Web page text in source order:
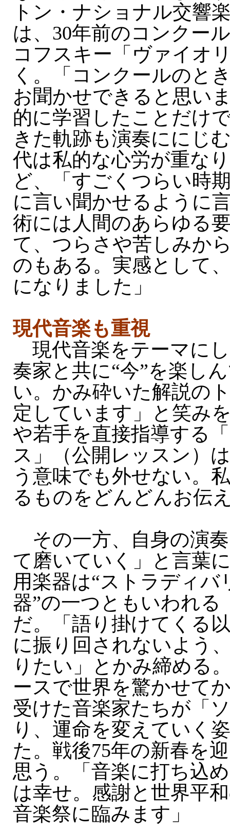
トン・ナショナル交響
は、30年前のコンクー
コフスキー「ヴァイオ
く。「コンクールのと
お聞かせできると思い
的に学習したことだけ
きた軌跡も演奏ににじ
代は私的な心労が重な
ど、「すごくつらい時
に言い聞かせるように
術には人間のあらゆる
て、つらさや苦しみか
のもある。実感として
になりました」
現代音楽も重視
現代音楽をテーマに
奏家と共に“今”を楽し
い。かみ砕いた解説の
定しています」と笑み
や若手を直接指導する
ス」（公開レッスン）
う意味でも外せない。
るものをどんどんお伝
その一方、自身の演
て磨いていく」と言葉
用楽器は“ストラディバ
器”の一つともいわれる
だ。「語り掛けてくる
に振り回されないよう
りたい」とかみ締める
ースで世界を驚かせて
受けた音楽家たちが「
り、運命を変えていく
た。戦後75年の新春を
思う。「音楽に打ち込
は幸せ。感謝と世界平
音楽祭に臨みます」